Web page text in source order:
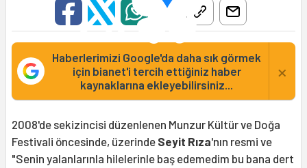
Haberlerimizi Google'da daha sık görmek
için bianet'i tercih ettiğiniz haber
kaynaklarına ekleyebilirsiniz...
×
2008'de sekizincisi düzenlenen Munzur Kültür ve Doğa
Festivali öncesinde, üzerinde Seyit Rıza'nın resmi ve
"Senin yalanlarınla hilelerinle baş edemedim bu bana dert